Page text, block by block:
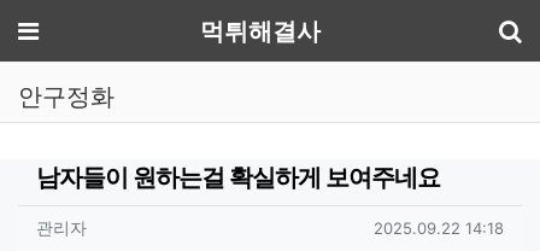
메뉴 먹튀해결사
안구정화
남자들이 원하는걸 확실하게 보여주네요
작성자 정보
관리자작성 작성일
2025.09.22 14:18